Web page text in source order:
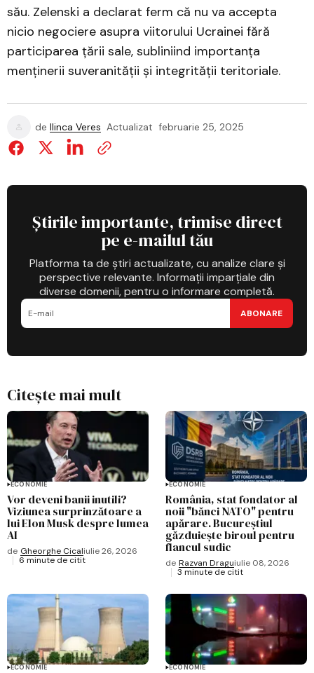
său. Zelenski a declarat ferm că nu va accepta
nicio negociere asupra viitorului Ucrainei fără
participarea țării sale, subliniind importanța
menținerii suveranității și integrității teritoriale.
de Ilinca Veres Actualizat februarie 25, 2025
Știrile importante, trimise direct
pe e-mailul tău
Platforma ta de știri actualizate, cu analize clare și
perspective relevante. Informații imparțiale din
diverse domenii, pentru o informare completă.
ABONARE
Citește mai mult
ECONOMIE
Vor deveni banii inutili?
Viziunea surprinzătoare a
lui Elon Musk despre lumea
AI
de Gheorghe Cicaliulie 26, 2026
6 minute de citit
ECONOMIE
România, stat fondator al
noii "bănci NATO" pentru
apărare. Bucureștiul
găzduiește biroul pentru
flancul sudic
de Razvan Draguiulie 08, 2026
3 minute de citit
ECONOMIE ECONOMIE